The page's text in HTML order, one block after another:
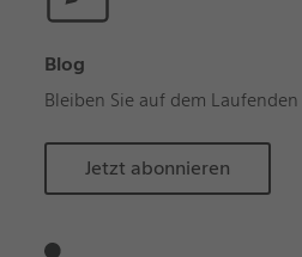
Blog
Bleiben Sie auf dem Laufenden
Jetzt abonnieren